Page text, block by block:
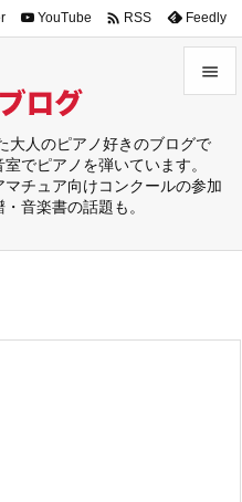
大人のピアノ好きのブログで
でピアノを弾いています。
チュア向けコンクールの参加
音楽書の話題も。

メニュ

サイド
前へ

YouTube  RSS Feedly